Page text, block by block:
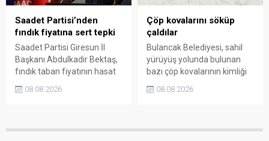
gerektiğini söyledi.
Saadet Partisi’nden
fındık fiyatına sert tepki
Saadet Partisi Giresun İl
Başkanı Abdulkadir Bektaş,
fındık taban fiyatının hasat
açıklanmamasına tepki
belirterek üreticiyi memnun
08.08.2026
Çöp kovalarını söküp
çaldılar
Bulancak Belediyesi, sahil
yürüyüş yolunda bulunan
bazı çöp kovalarının kimliği
sökülerek çalındığını açıkladı.
vatandaşlardan ihbar
08.08.2026